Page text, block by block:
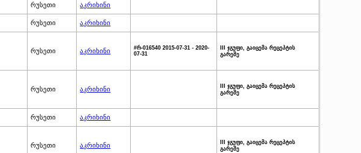
რუსეთი აკრიხინი
რუსეთი აკრიხინი
რუსეთი აკრიხინი
#რ-016540 2015-07-31 - 2020-
07-31
III ჯგუფი, გაიცემა რეცეპტის
გარეშე
რუსეთი აკრიხინი
III ჯგუფი, გაიცემა რეცეპტის
გარეშე
რუსეთი აკრიხინი
რუსეთი აკრიხინი
III ჯგუფი, გაიცემა რეცეპტის
გარეშე